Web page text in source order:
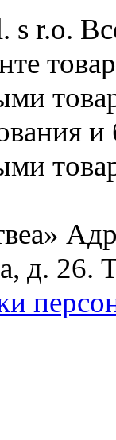
s r.o.
д. 26.